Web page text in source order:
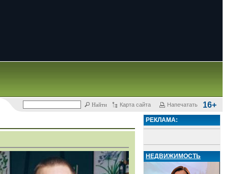
Карта сайта Напечатать 16+
РЕКЛАМА:
НЕДВИЖИМОСТЬ